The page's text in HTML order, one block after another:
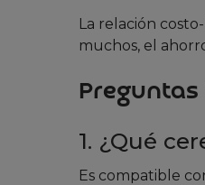
La relación
muchos, el
Preguntas
1. ¿Qué
Es compatible